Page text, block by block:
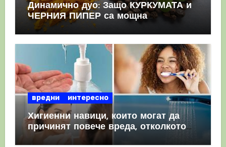
Динамично дуо: Защо КУРКУМАТА и
ЧЕРНИЯ ПИПЕР са мощна
комбинация
вредни интересно
Хигиенни навици, които могат да
причинят повече вреда, отколкото
полза